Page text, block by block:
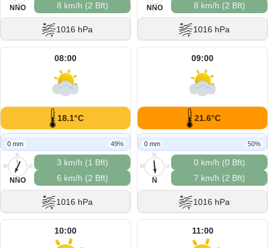
S
NNO
8 km/h (2 Bft)
1016 hPa
S
NNO
8 km/h (2 Bft)
1016 hPa
08:00
18.1°C
0 mm 49%
N
O
S
W
NNO
3 km/h (1 Bft)
6 km/h (2 Bft)
1016 hPa
09:00
21.6°C
0 mm 50%
N
O
S
W
N
0 km/h (0 Bft)
7 km/h (2 Bft)
1016 hPa
10:00 11:00